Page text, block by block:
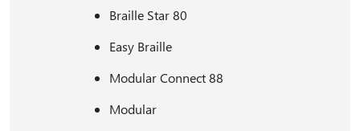
Braille Star 80
Easy Braille
Modular Connect 88
Modular